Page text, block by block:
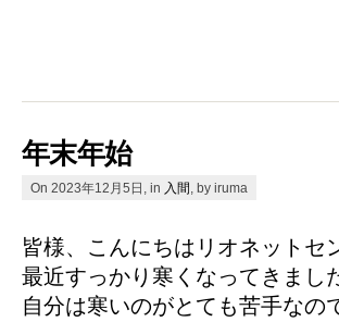
年末年始
On 2023年12月5日, in 入間 , by iruma
皆様、こんにちはリオネットセ
最近すっかり寒くなってきまし
自分は寒いのがとても苦手なの